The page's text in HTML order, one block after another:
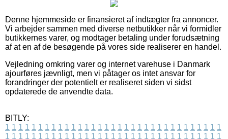
Denne hjemmeside er finansieret af indtægter fra annoncer.
Vi arbejder sammen med diverse netbutikker når vi formidler
butikkernes varer, og modtager betaling under forudsætning
af at en af de besøgende på vores side realiserer en handel.
Vejledning omkring varer og internet varehuse i Danmark
ajourføres jævnligt, men vi påtager os intet ansvar for
forandringer der potentielt er realiseret siden vi sidst
opdaterede de anvendte data.
BITLY:
1 1 1 1 1 1 1 1 1 1 1 1 1 1 1 1 1 1 1 1 1 1 1 1 1 1 1 1 1 1 1 1 1
1 1 1 1 1 1 1 1 1 1 1 1 1 1 1 1 1 1 1 1 1 1 1 1 1 1 1 1 1 1 1 1 1